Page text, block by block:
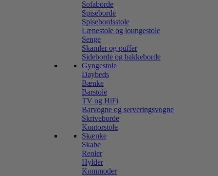
Sofaborde
Spiseborde
Spisebordsstole
Lænestole og loungestole
Senge
Skamler og puffer
Sideborde og bakkeborde
Gyngestole
Daybeds
Bænke
Barstole
TV og HiFi
Barvogne og serveringsvogne
Skriveborde
Kontorstole
Skænke
Skabe
Reoler
Hylder
Kommoder